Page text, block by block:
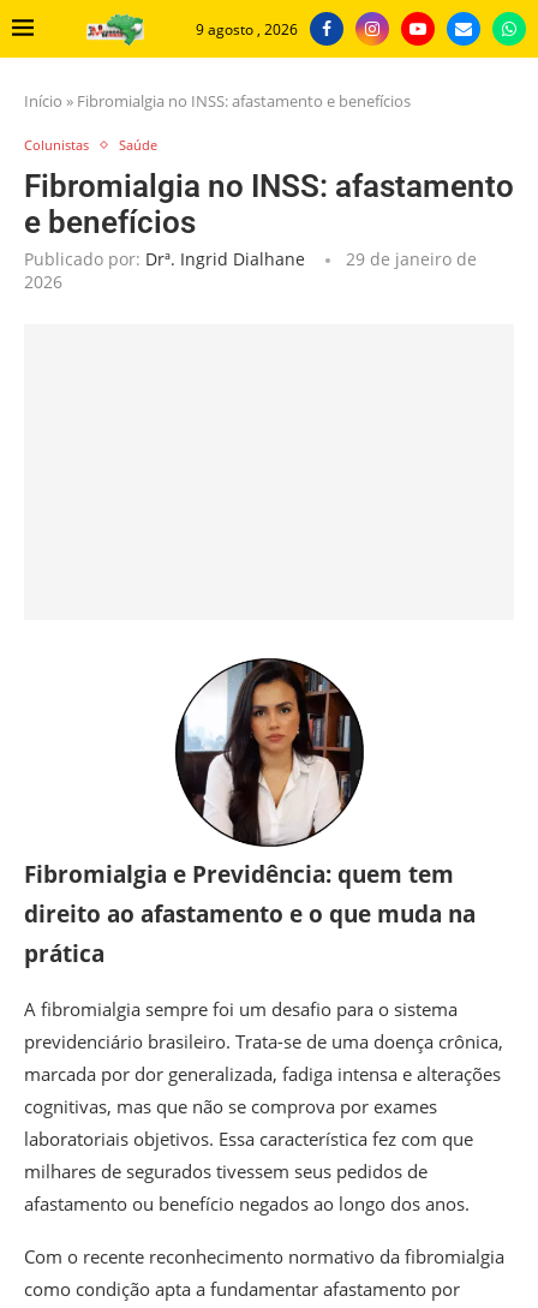
9 agosto , 2026
Início » Fibromialgia no INSS: afastamento e benefícios
Colunistas Saúde
Fibromialgia no INSS: afastamento
e benefícios
Publicado por: Drª. Ingrid Dialhane
29 de janeiro de
2026
Fibromialgia e Previdência: quem tem
direito ao afastamento e o que muda na
prática
A fibromialgia sempre foi um desafio para o sistema
previdenciário brasileiro. Trata-se de uma doença crônica,
marcada por dor generalizada, fadiga intensa e alterações
cognitivas, mas que não se comprova por exames
laboratoriais objetivos. Essa característica fez com que
milhares de segurados tivessem seus pedidos de
afastamento ou benefício negados ao longo dos anos.
Com o recente reconhecimento normativo da fibromialgia
como condição apta a fundamentar afastamento por